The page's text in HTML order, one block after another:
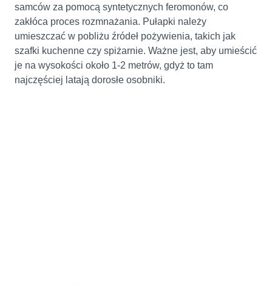
samców za pomocą syntetycznych feromonów, co
zakłóca proces rozmnażania. Pułapki należy
umieszczać w pobliżu źródeł pożywienia, takich jak
szafki kuchenne czy spiżarnie. Ważne jest, aby umieścić
je na wysokości około 1-2 metrów, gdyż to tam
najczęściej latają dorosłe osobniki.